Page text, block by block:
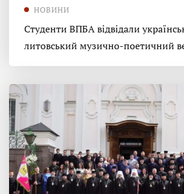
НОВИНИ
Студенти ВПБА відвідали
литовський музично-поетичний